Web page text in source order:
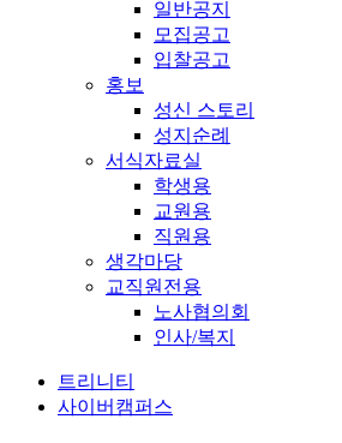
일반공지
모집공고
입찰공고
홍보
성신 스토리
성지순례
서식자료실
학생용
교원용
직원용
생각마당
교직원전용
노사협의회
인사/복지
트리니티
사이버캠퍼스